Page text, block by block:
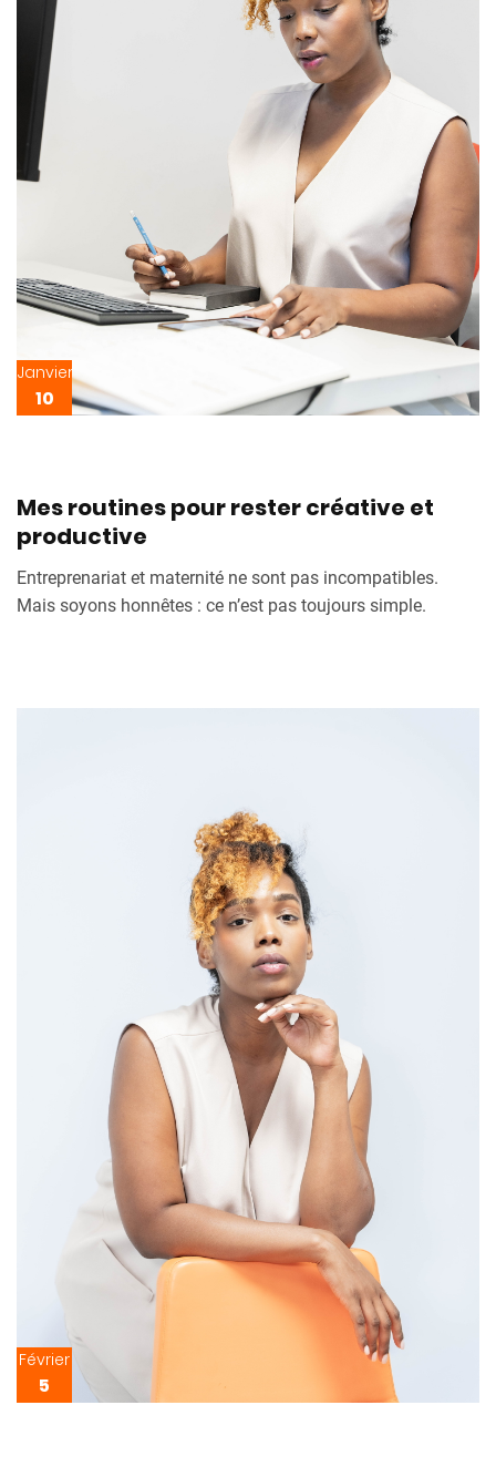
Janvier
10
Mes routines pour rester créative et
productive
Entreprenariat et maternité ne sont pas incompatibles.
Mais soyons honnêtes : ce n’est pas toujours simple.
Février
5